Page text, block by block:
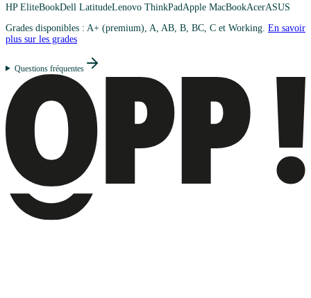
HP EliteBookDell LatitudeLenovo ThinkPadApple MacBookAcerASUS
Grades disponibles : A+ (premium), A, AB, B, BC, C et Working. En savoir
plus sur les grades
Questions fréquentes